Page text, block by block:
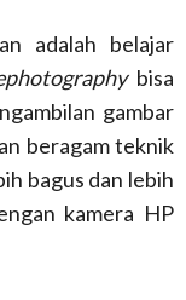
adalah belajar
bisa
gambar
beragam teknik
bagus dan lebih
kamera HP